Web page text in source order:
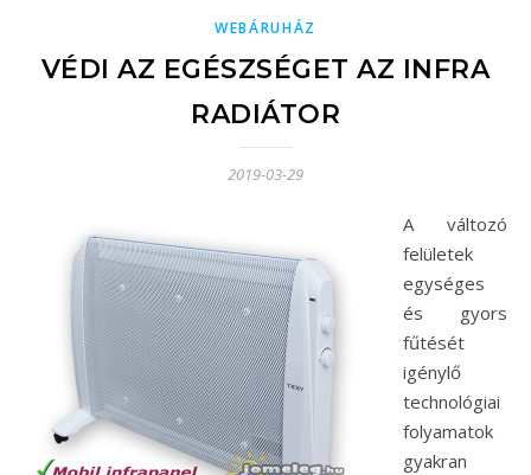
WEBÁRUHÁZ
VÉDI AZ EGÉSZSÉGET AZ INFRA
RADIÁTOR
2019-03-29
A változó
felületek
egységes
és gyors
fűtését
igénylő
technológiai
folyamatok
gyakran